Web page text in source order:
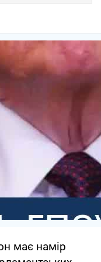
має намір